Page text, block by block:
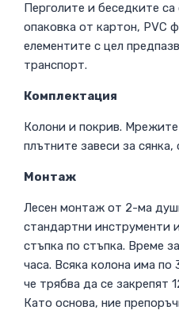
Перголите и беседките
опаковка от картон, PVC
елементите с цел
транспорт.
Комплектация
Колони и покрив.
плътните завеси за
Монтаж
Лесен монтаж от 2-ма
стандартни инструменти
стъпка по стъпка. Време
часа. Всяка колона има по
че трябва да се закрепят
Като основа, ние